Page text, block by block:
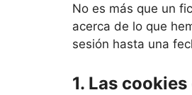
No es más que un
acerca de lo que
sesión hasta una
1. Las